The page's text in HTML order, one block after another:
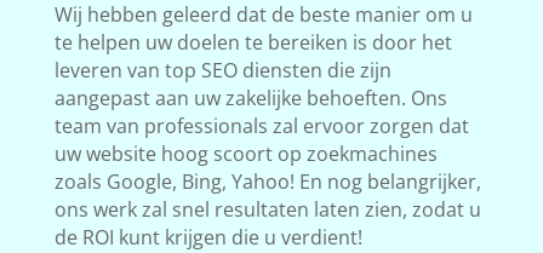
Wij hebben geleerd dat de beste manier om u
te helpen uw doelen te bereiken is door het
leveren van top SEO diensten die zijn
aangepast aan uw zakelijke behoeften. Ons
team van professionals zal ervoor zorgen dat
uw website hoog scoort op zoekmachines
zoals Google, Bing, Yahoo! En nog belangrijker,
ons werk zal snel resultaten laten zien, zodat u
de ROI kunt krijgen die u verdient!